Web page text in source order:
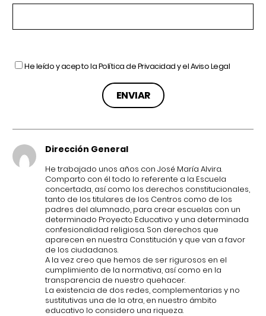
He leído y acepto laPolítica de Privacidady elAviso Legal
Dirección General
He trabajado unos años con José María Alvira.
Comparto con él todo lo referente a la Escuela
concertada, así como los derechos constitucionales,
tanto de los titulares de los Centros como de los
padres del alumnado, para crear escuelas con un
determinado Proyecto Educativo y una determinada
confesionalidad religiosa. Son derechos que
aparecen en nuestra Constitución y que van a favor
de los ciudadanos.
A la vez creo que hemos de ser rigurosos en el
cumplimiento de la normativa, así como en la
transparencia de nuestro quehacer.
La existencia de dos redes, complementarias y no
sustitutivas una de la otra, en nuestro ámbito
educativo lo considero una riqueza.